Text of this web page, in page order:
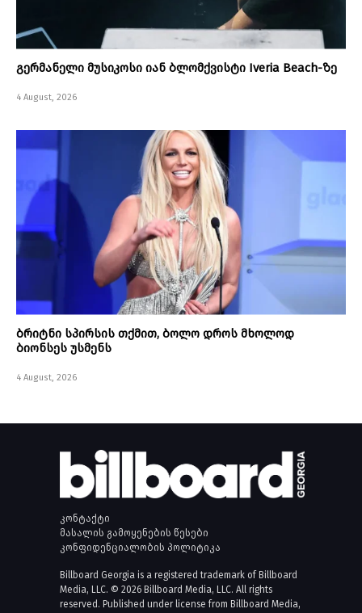
გერმანელი მუსიკოსი იან ბლომქვისტი Iveria Beach-ზე
4 August, 2026
ბრიტნი სპირსის თქმით, ბოლო დროს მხოლოდ
ბიონსეს უსმენს
4 August, 2026
კონტაქტი
მასალის გამოყენების წესები
კონფიდენციალობის პოლიტიკა
Billboard Georgia is a registered trademark of Billboard
Media, LLC. © 2026 Billboard Media, LLC. All rights
reserved. Published under license from Billboard Media,